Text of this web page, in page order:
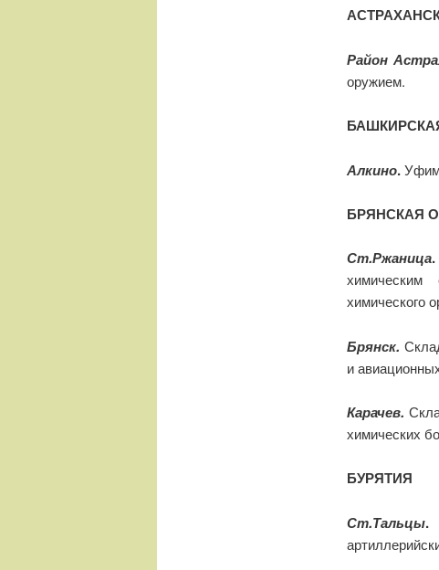
Район
оружием.
Алкино.
БРЯНСКАЯ
Ст.Ржаница.
химического
Брянск.
и
Карачев.
химических
БУРЯТИЯ
Ст.Тальцы.